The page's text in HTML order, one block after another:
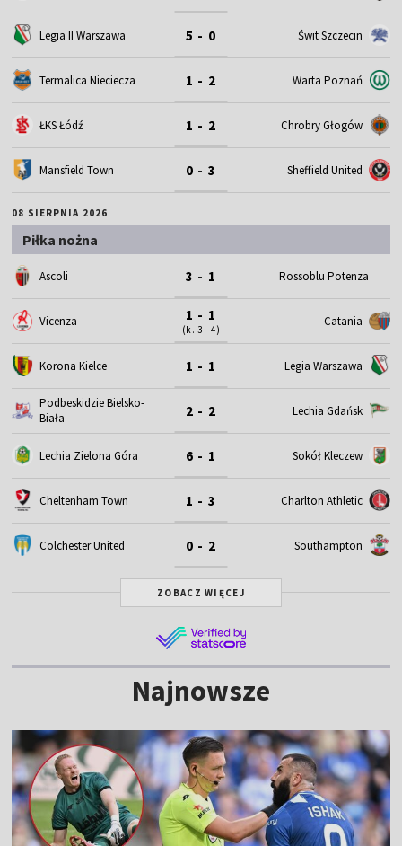
Legia II Warszawa 5 - 0 Świt Szczecin
Termalica Nieciecza 1 - 2 Warta Poznań
ŁKS Łódź 1 - 2 Chrobry Głogów
Mansfield Town 0 - 3 Sheffield United
08 SIERPNIA 2026
Piłka nożna
Ascoli 3 - 1 Rossoblu Potenza
Vicenza 1 - 1
(k. 3 - 4)
Catania
Korona Kielce 1 - 1 Legia Warszawa
Podbeskidzie Bielsko-
Biała
2 - 2 Lechia Gdańsk
Lechia Zielona Góra 6 - 1 Sokół Kleczew
Cheltenham Town 1 - 3 Charlton Athletic
Colchester United 0 - 2 Southampton
ZOBACZ WIĘCEJ
Najnowsze